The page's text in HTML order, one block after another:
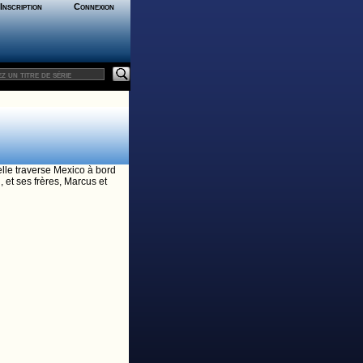
Inscription Connexion
traverse Mexico à bord
ses frères, Marcus et